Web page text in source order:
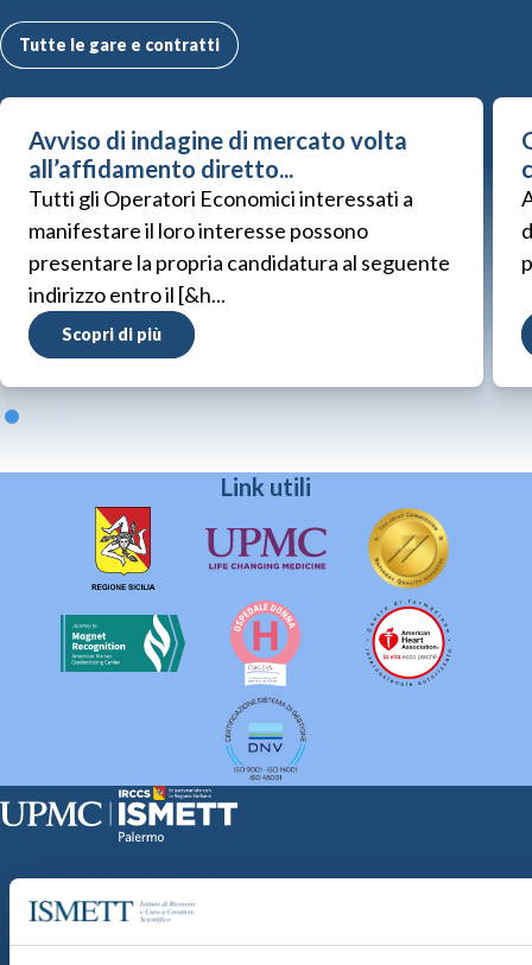
Tutte le gare e contratti
Avviso di indagine di mercato volta
all’affidamento diretto...
Tutti gli Operatori Economici interessati a
manifestare il loro interesse possono
presentare la propria candidatura al seguente
indirizzo entro il [&h...
Scopri di più
Link utili
Via Discesa dei Giudici 4 90133 Palermo